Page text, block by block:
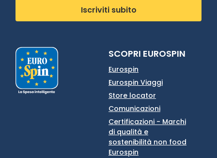
Iscriviti subito
SCOPRI EUROSPIN
Eurospin
Eurospin Viaggi
Store locator
Comunicazioni
Certificazioni - Marchi
di qualità e
sostenibilità non food
Eurospin